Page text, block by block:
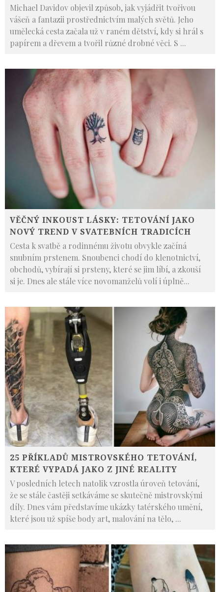
Michael Davidov objevil způsob, jak vyjádřit tvořivou
vášeň a fantazii prostřednictvím malých světů. Jeho
umělecká cesta začala už v raném dětství, kdy si hrál s
papírem a dřevem a tvořil různé drobné věci. S ...
VĚČNÝ INKOUST LÁSKY: TETOVÁNÍ JAKO
NOVÝ TREND V SVATEBNÍCH TRADICÍCH
Cesta k svatbě a rodinnému životu obvykle začíná
snubním prstenem. Snoubenci chodí do klenotnictví,
obchodů, vybírají si prsteny, které se jim líbí, a zkouší
si je. Dnes ale stále více novomanželů volí i úplně...
25 PŘÍKLADŮ MISTROVSKÉHO TETOVÁNÍ,
KTERÉ VYPADÁ JAKO Z JINÉ REALITY
V posledních letech natolik vzrostla úroveň tetování,
že se stále častěji setkáváme se skutečně mistrovskými
díly. Dnes vám představíme ukázky tatérského umění,
které jsou už spíše body art, malování na tělo, ...